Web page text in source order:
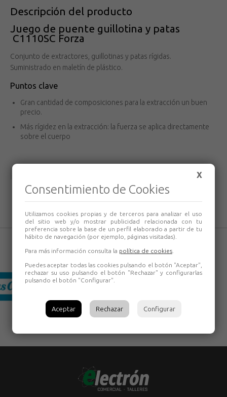
Descripción del producto
Juego de puente guillotina y patas
C1110SC Forza
Conjunto de extractores, guillotinas y patas rígidas.
Suministrado en maletín de plástico.
Puntos clave
Gran cantidad de composiciones para la extracción un buen
precio.
Más rígidez en la extracción: la fuerza se aplica directamente
sobre el cuerpo
X
Consentimiento de Cookies
Utilizamos cookies propias y de terceros para analizar el uso
del sitio web y/o mostrar publicidad relacionada con tu
preferencia sobre la base de un perfil elaborado a partir de tu
hábito de navegación (por ejemplo, páginas visitadas).
Para más información consulta la política de cookies
Puedes aceptar todas las cookies pulsando el botón "Aceptar",
rechazar su uso pulsando el botón "Rechazar" y configurarlas
pulsando el botón "Configurar".
Aceptar Rechazar Configurar